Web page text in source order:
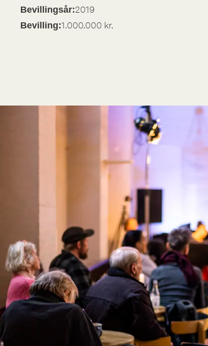
Bevillingsår:2019
Bevilling:1.000.000 kr.